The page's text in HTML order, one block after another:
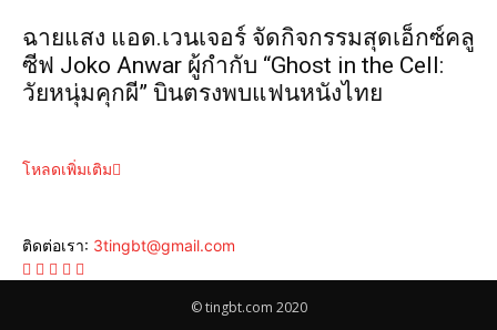
ฉายแสง แอด.เวนเจอร์ จัดกิจกรรมสุดเอ็กซ์คลู
ซีฟ Joko Anwar ผู้กำกับ “Ghost in the Cell:
วัยหนุ่มคุกผี” บินตรงพบแฟนหนังไทย
โหลดเพิ่มเติม
ติดต่อเรา: 3tingbt@gmail.com
© tingbt.com 2020